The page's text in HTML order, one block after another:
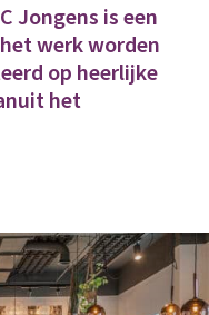
Jongens is een
werk worden
op heerlijke
het